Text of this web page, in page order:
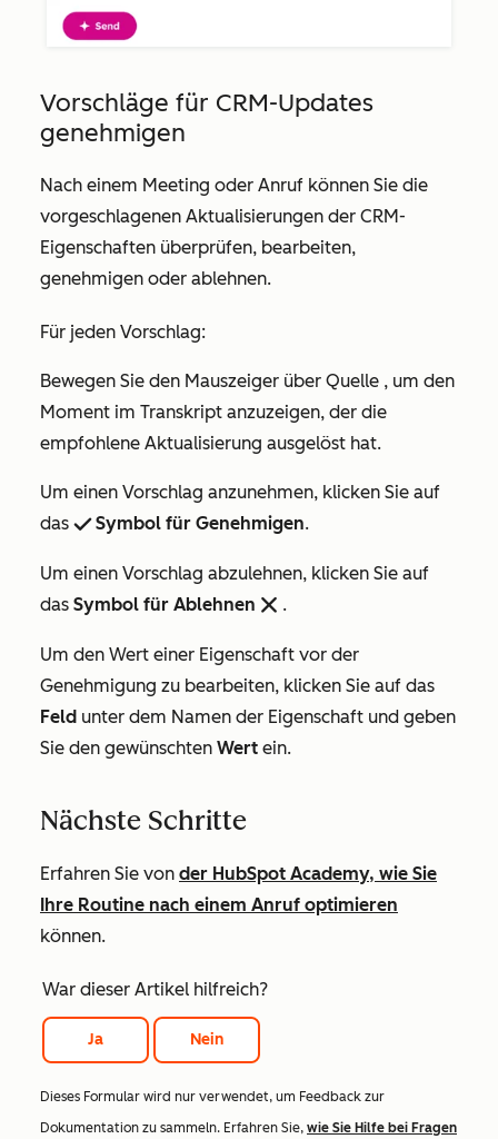
Vorschläge für CRM-Updates
genehmigen
Nach einem Meeting oder Anruf können Sie die
vorgeschlagenen Aktualisierungen der CRM-
Eigenschaften überprüfen, bearbeiten,
genehmigen oder ablehnen.
Für jeden Vorschlag:
Bewegen Sie den Mauszeiger über Quelle , um den
Moment im Transkript anzuzeigen, der die
empfohlene Aktualisierung ausgelöst hat.
Um einen Vorschlag anzunehmen, klicken Sie auf
das success Symbol für Genehmigen.
Um einen Vorschlag abzulehnen, klicken Sie auf
das Symbol für Ablehnen remove .
Um den Wert einer Eigenschaft vor der
Genehmigung zu bearbeiten, klicken Sie auf das
Feld unter dem Namen der Eigenschaft und geben
Sie den gewünschten Wert ein.
Nächste Schritte
Erfahren Sie von der HubSpot Academy, wie Sie
Ihre Routine nach einem Anruf optimieren
können.
War dieser Artikel hilfreich?
Ja Nein
Dieses Formular wird nur verwendet, um Feedback zur
Dokumentation zu sammeln. Erfahren Sie, wie Sie Hilfe bei Fragen